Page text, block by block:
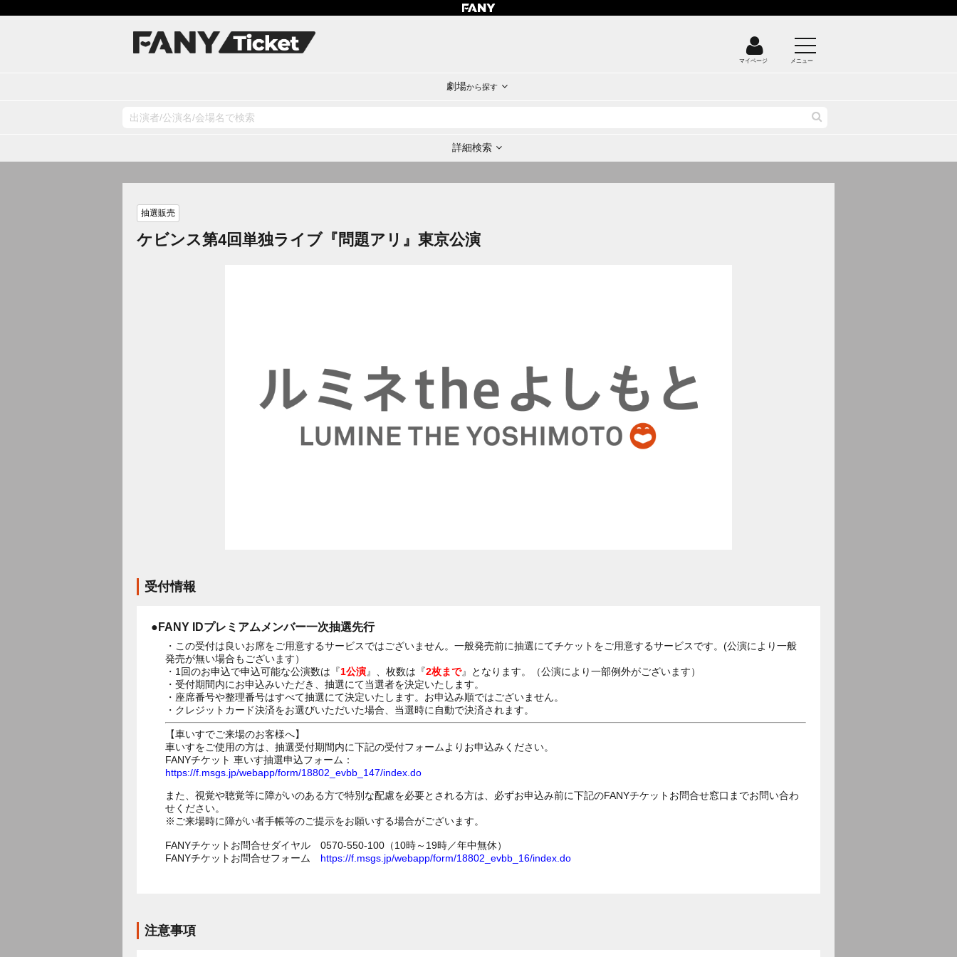
マイページ メニュー
劇場から探す
詳細検索
抽選販売
ケビンス第4回単独ライブ『問題アリ』東京公演
受付情報
●FANY IDプレミアムメンバー一次抽選先行
・この受付は良いお席をご用意するサービスではございません。一般発売前に抽選にてチケットをご用意するサービスです。(公演により一般
発売が無い場合もございます）
・1回のお申込で申込可能な公演数は『1公演』、枚数は『2枚まで』となります。（公演により一部例外がございます）
・受付期間内にお申込みいただき、抽選にて当選者を決定いたします。
・座席番号や整理番号はすべて抽選にて決定いたします。お申込み順ではございません。
・クレジットカード決済をお選びいただいた場合、当選時に自動で決済されます。
【車いすでご来場のお客様へ】
車いすをご使用の方は、抽選受付期間内に下記の受付フォームよりお申込みください。
FANYチケット 車いす抽選申込フォーム：
https://f.msgs.jp/webapp/form/18802_evbb_147/index.do
また、視覚や聴覚等に障がいのある方で特別な配慮を必要とされる方は、必ずお申込み前に下記のFANYチケットお問合せ窓口までお問い合わ
せください。
※ご来場時に障がい者手帳等のご提示をお願いする場合がございます。
FANYチケットお問合せダイヤル 0570-550-100（10時～19時／年中無休）
FANYチケットお問合せフォーム https://f.msgs.jp/webapp/form/18802_evbb_16/index.do
注意事項